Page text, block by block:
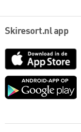
Skiresort.nl app